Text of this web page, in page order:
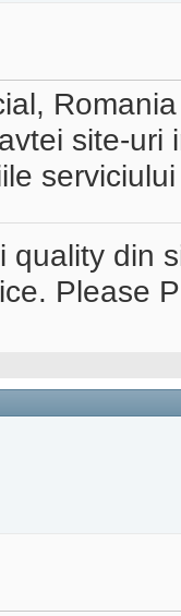
site-uri
quality din
Please